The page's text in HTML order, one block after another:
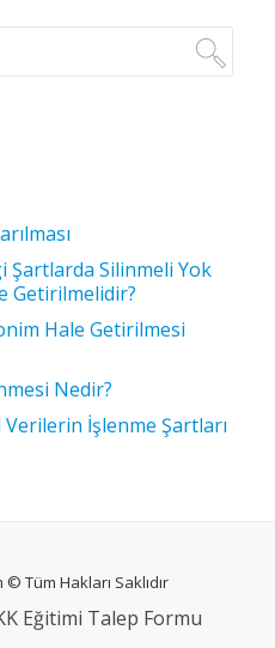
Şartlarda Silinmeli Yok
Getirilmelidir?
Hale Getirilmesi
Nedir?
İşlenme Şartları
Tüm Hakları Saklıdır
Eğitimi Talep Formu